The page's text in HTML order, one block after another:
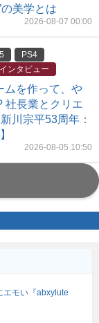
美学とは
2026-08-07 00:00
PS4
インタビュー
ムを作って、や
社長業とクリエ
川宗平53周年：
2026-08-05 10:50
エモい『abxylute